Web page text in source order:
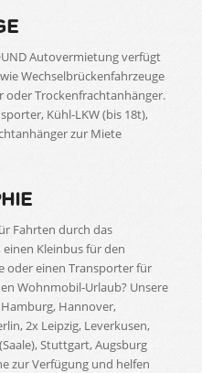
Autovermietung verfügt
Wechselbrückenfahrzeuge
oder Trockenfrachtanhänger.
Kühl-LKW (bis 18t),
zur Miete
Fahrten durch das
Kleinbus für den
oder einen Transporter für
Wohnmobil-Urlaub? Unsere
Hannover,
2x Leipzig, Leverkusen,
Stuttgart, Augsburg
zur Verfügung und helfen